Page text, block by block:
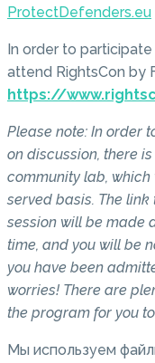
ProtectDefenders.eu
In order to
attend RightsCon by
https://
Please note: In order
on discussion, there
community lab,
served basis. The
session will be made
time, and you will be
you have been
worries! There are
the program for you
Мы используем